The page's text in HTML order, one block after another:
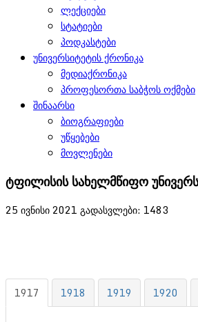
ლექციები
სტატიები
პოდკასტები
უნივერსიტეტის ქრონიკა
მედიაქრონიკა
პროფესორთა საბჭოს ოქმები
შინაარსი
ბიოგრაფიები
უწყებები
მოვლენები
ტფილისის სახელმწიფო
25 ივნისი 2021 გადასვლები: 1483
1917 1918 1919 1920